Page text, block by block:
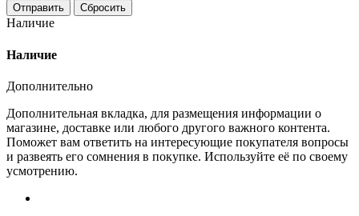
Сбросить
Наличие
Наличие
Дополнительно
Дополнительная вкладка, для размещения информации о
магазине, доставке или любого другого важного контента.
Поможет вам ответить на интересующие покупателя вопросы
и развеять его сомнения в покупке. Используйте её по своему
усмотрению.